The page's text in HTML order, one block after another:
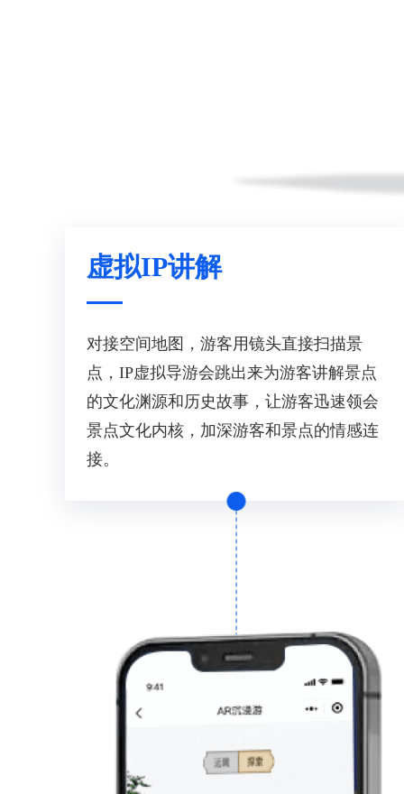
虚拟IP讲解
对接空间地图，游客用镜头直接扫描景
点，IP虚拟导游会跳出来为游客讲解景点
的文化渊源和历史故事，让游客迅速领会
景点文化内核，加深游客和景点的情感连
接。